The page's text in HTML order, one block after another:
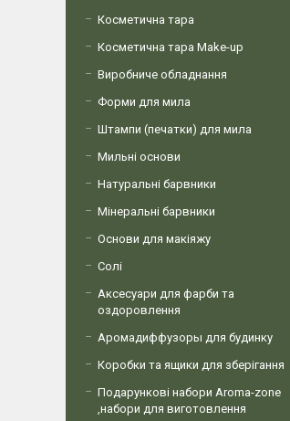
Косметична тара
Косметична тара Make-up
Виробниче обладнання
Форми для мила
Штампи (печатки) для мила
Мильні основи
Натуральні барвники
Мінеральні барвники
Основи для макіяжу
Солі
Аксесуари для фарби та
оздоровлення
Аромадиффузоры для будинку
Коробки та ящики для зберігання
Подарункові набори Aroma-zone
,набори для виготовлення